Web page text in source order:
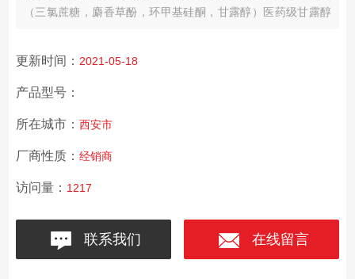
（三氯蔗糖，麝香草酚，环甲基硅酮，甘露醇）
医药级甘露醇
吨位价格）药用级水溶性淀粉（药典批件 吨位价格）
胶化淀粉/改性
更新时间： 2021-05-18
产品型号：
所在城市： 西安市
厂商性质： 经销商
访问量： 1217
联系我们 在线留言